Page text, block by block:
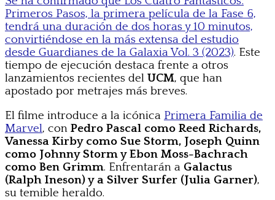
Primeros Pasos, la primera película de la Fase 6,
tendrá una duración de dos horas y 10 minutos,
convirtiéndose en la más extensa del estudio
desde Guardianes de la Galaxia Vol. 3 (2023). Este
tiempo de ejecución destaca frente a otros
lanzamientos recientes del UCM, que han
apostado por metrajes más breves.
El filme introduce a la icónica Primera Familia de
Marvel, con Pedro Pascal como Reed Richards,
Vanessa Kirby como Sue Storm, Joseph Quinn
como Johnny Storm y Ebon Moss-Bachrach
como Ben Grimm. Enfrentarán a Galactus
(Ralph Ineson) y a Silver Surfer (Julia Garner),
su temible heraldo.